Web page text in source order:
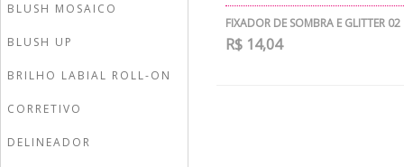
BLUSH MOSAICO
BLUSH UP
BRILHO LABIAL ROLL-ON
CORRETIVO
DELINEADOR
FIXADOR DE SOMBRA E GLITTER 02
R$ 14,04